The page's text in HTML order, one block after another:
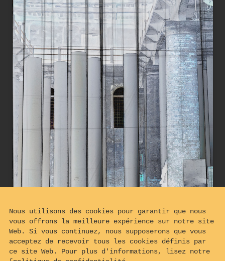
Nous utilisons des cookies pour garantir que nous
vous offrons la meilleure expérience sur notre site
Web. Si vous continuez, nous supposerons que vous
acceptez de recevoir tous les cookies définis par
ce site Web. Pour plus d'informations, lisez notre